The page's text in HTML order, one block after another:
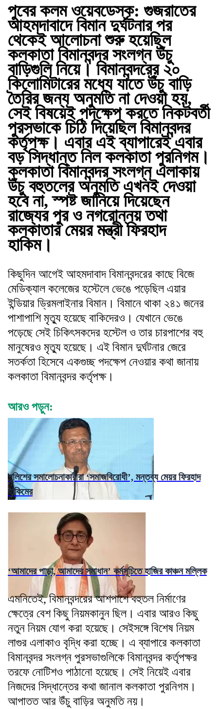
পুবের কলম ওয়েবডেস্ক: গুজরাতের
আহমদাবাদে বিমান দুর্ঘটনার পর
থেকেই আলোচনা শুরু হয়েছিল
কলকাতা বিমানবন্দর সংলগ্ন উঁচু
বাড়িগুলি নিয়ে। বিমানবন্দরের ২০
কিলোমিটারের মধ্যে যাতে উঁচু বাড়ি
তৈরির জন্য অনুমতি না দেওয়া হয়,
সেই বিষয়েই পদক্ষেপ করতে নিকটবর্তী
পুরসভাকে চিঠি দিয়েছিল বিমানবন্দর
কর্তৃপক্ষ। এবার এই ব্যাপারেই এবার
বড় সিদ্ধান্ত নিল কলকাতা পুরনিগম।
কলকাতা বিমানবন্দর সংলগ্ন এলাকায়
উঁচু বহুতলের অনুমতি এখনই দেওয়া
হবে না, স্পষ্ট জানিয়ে দিয়েছেন
রাজ্যের পুর ও নগরোন্নয় তথা
কলকাতার মেয়র মন্ত্রী ফিরহাদ
হাকিম।
কিছুদিন আগেই আহমদাবাদ বিমানবন্দরের কাছে বিজে
মেডিক্যাল কলেজের হস্টেলে ভেঙে পড়েছিল এয়ার
ইন্ডিয়ার ড্রিমলাইনার বিমান। বিমানে থাকা ২৪১ জনের
পাশাপাশি মৃত্যু হয়েছে বাকিদেরও। যেখানে ভেঙে
পড়েছে সেই চিকিৎসকদের হস্টেল ও তার চারপাশের বহু
মানুষেরও মৃত্যু হয়েছে। এই বিমান দুর্ঘটনার জেরে
সতর্কতা হিসেবে একগুচ্ছ পদক্ষেপ নেওয়ার কথা জানায়
কলকাতা বিমানবন্দর কর্তৃপক্ষ।
আরও পড়ুন:
পুলিশের সমালোচনাকারীরা ‘সমাজবিরোধী’, মন্তব্য মেয়র ফিরহাদ
হাকিমের
‘আমাদের পাড়া, আমাদের সমাধান’ কর্মসূচিতে হাজির কাঞ্চন মল্লিক
এমনিতেই, বিমানবন্দরের আশপাশে বহুতল নির্মাণের
ক্ষেত্রে বেশ কিছু নিয়মকানুন ছিল। এবার আরও কিছু
নতুন নিয়ম যোগ করা হয়েছে। সেইসঙ্গে বিশেষ নিয়ম
লাগুর এলাকাও বৃদ্ধি করা হচ্ছে। এ ব্যাপারে কলকাতা
বিমানবন্দর সংলগ্ন পুরসভাগুলিকে বিমানবন্দর কর্তৃপক্ষর
তরফে নোটিশও পাঠানো হয়েছে। সেই নিয়েই এবার
নিজদের সিদ্ধান্তের কথা জানাল কলকাতা পুরনিগম।
আপাতত আর উঁচু বাড়ির অনুমতি নয়।